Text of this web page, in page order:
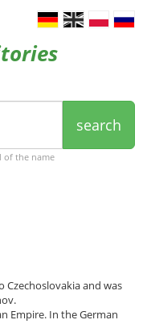
search
of the name
Czechoslovakia and was
Empire. In the German